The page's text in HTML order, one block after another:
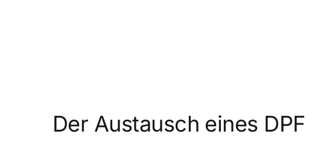
Der Austausch eines DPF